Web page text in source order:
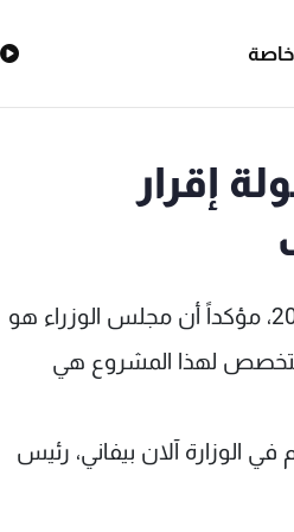
خاصة
إقرار
رحب وزير المالية محمد الصفدي بكل نقاش يتناول مشروع الموازنة العامة للعام 2012، مؤكداً أن مجلس الوزراء هو
ستخصص لهذا المشروع هي
الوزارة آلان بيفاني، رئيس